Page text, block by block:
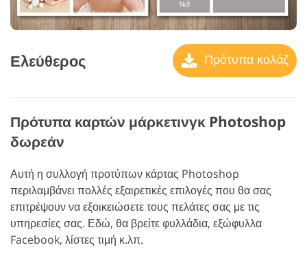
Ελεύθερος Πρότυπα κολάζ
Πρότυπα καρτών μάρκετινγκ Photoshop
δωρεάν
Αυτή η συλλογή προτύπων κάρτας Photoshop
περιλαμβάνει πολλές εξαιρετικές επιλογές που θα σας
επιτρέψουν να εξοικειώσετε τους πελάτες σας με τις
υπηρεσίες σας. Εδώ, θα βρείτε φυλλάδια, εξώφυλλα
Facebook, λίστες τιμή κ.λπ.